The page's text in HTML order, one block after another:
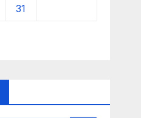
31